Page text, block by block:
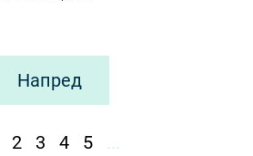
Напред
2 3 4 5 ...